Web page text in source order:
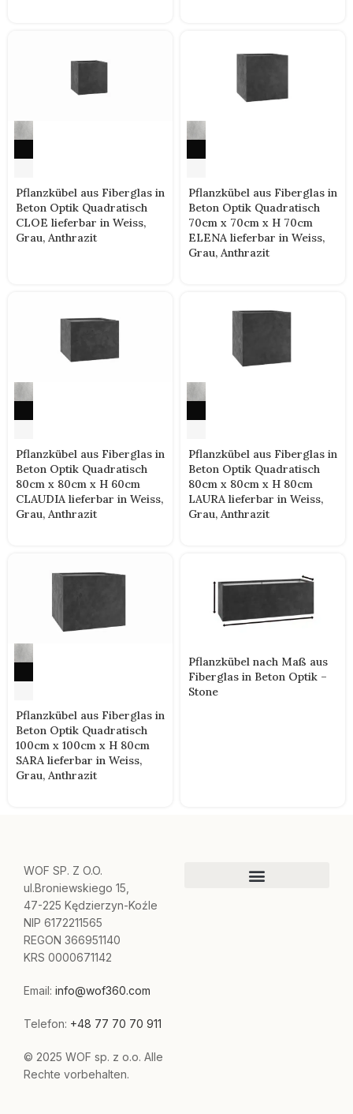
Pflanzkübel aus Fiberglas in
Beton Optik Quadratisch
CLOE lieferbar in Weiss,
Grau, Anthrazit
Pflanzkübel aus Fiberglas in
Beton Optik Quadratisch
70cm x 70cm x H 70cm
ELENA lieferbar in Weiss,
Grau, Anthrazit
Pflanzkübel aus Fiberglas in
Beton Optik Quadratisch
80cm x 80cm x H 60cm
CLAUDIA lieferbar in Weiss,
Grau, Anthrazit
Pflanzkübel aus Fiberglas in
Beton Optik Quadratisch
80cm x 80cm x H 80cm
LAURA lieferbar in Weiss,
Grau, Anthrazit
Pflanzkübel aus Fiberglas in
Beton Optik Quadratisch
100cm x 100cm x H 80cm
SARA lieferbar in Weiss,
Grau, Anthrazit
Pflanzkübel nach Maß aus
Fiberglas in Beton Optik –
Stone
WOF SP. Z O.O.
ul.Broniewskiego 15,
47-225 Kędzierzyn-Koźle
NIP 6172211565
REGON 366951140
KRS 0000671142
Email: info@wof360.com
Telefon: +48 77 70 70 911
© 2025 WOF sp. z o.o. Alle
Rechte vorbehalten.